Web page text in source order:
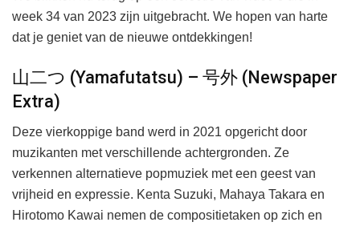
week 34 van 2023 zijn uitgebracht. We hopen van harte
dat je geniet van de nieuwe ontdekkingen!
山二つ (Yamafutatsu) – 号外 (Newspaper
Extra)
Deze vierkoppige band werd in 2021 opgericht door
muzikanten met verschillende achtergronden. Ze
verkennen alternatieve popmuziek met een geest van
vrijheid en expressie. Kenta Suzuki, Mahaya Takara en
Hirotomo Kawai nemen de compositietaken op zich en